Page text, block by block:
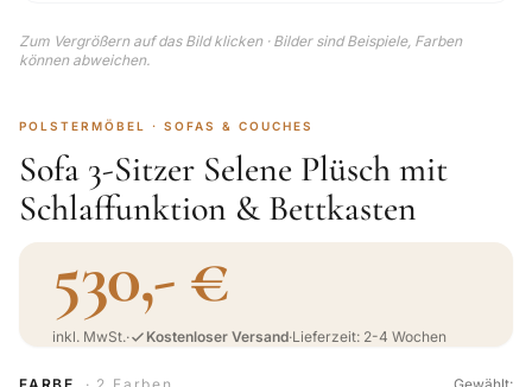
Zum Vergrößern auf das Bild klicken · Bilder sind Beispiele, Farben
können abweichen.
POLSTERMÖBEL · SOFAS & COUCHES
Sofa 3-Sitzer Selene Plüsch mit
Schlaffunktion & Bettkasten
530,- €
inkl. MwSt.· Kostenloser Versand·Lieferzeit: 2-4 Wochen